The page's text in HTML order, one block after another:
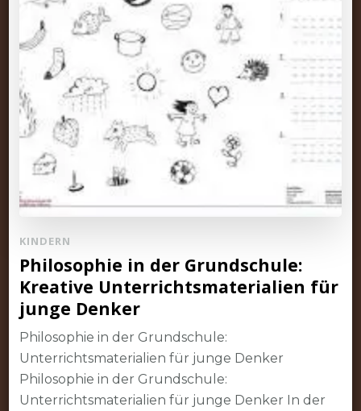
KINDERN
Philosophie in der Grundschule:
Kreative Unterrichtsmaterialien für
junge Denker
Philosophie in der Grundschule:
Unterrichtsmaterialien für junge Denker
Philosophie in der Grundschule:
Unterrichtsmaterialien für junge Denker In der